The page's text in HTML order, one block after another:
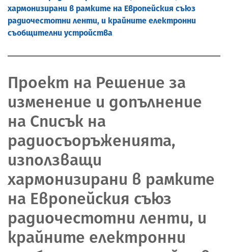
хармонизирани в рамките на Европейския съюз
радиочестотни ленти, и крайните електронни
съобщителни устройства
Проект на Решение за
изменение и допълнение
на Списък на
радиосъоръженията,
използващи
хармонизирани в рамките
на Европейския съюз
радиочестотни ленти, и
крайните електронни